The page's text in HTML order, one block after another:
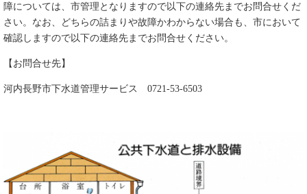
障については、市管理となりますので以下の連絡先までお問合せくだ
さい。なお、どちらの詰まりや故障かわからない場合も、市において
確認しますので以下の連絡先までお問合せください。
【お問合せ先】
河内長野市下水道管理サービス 0721-53-6503